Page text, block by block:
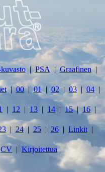
PSA Graafinen
00 01 02 03 04
12 13 14 15 16
24 25 26 Linkit
CV Kirjoitettua